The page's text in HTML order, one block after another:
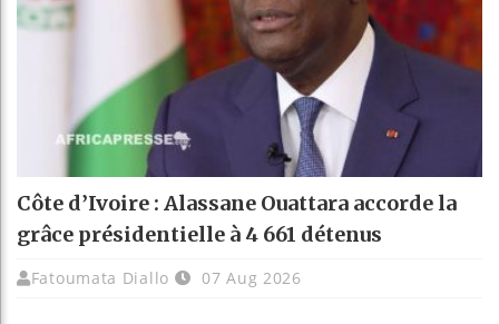
Côte d’Ivoire : Alassane Ouattara accorde la
grâce présidentielle à 4 661 détenus
Fatoumata Diallo 07 Aug 2026